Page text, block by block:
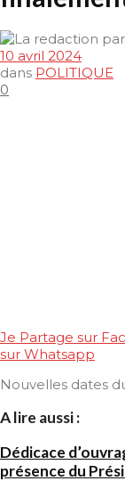
par
10 avril 2024
dans POLITIQUE
0
Je Partage sur
sur Whatsapp
Nouvelles dates
A lire aussi :
Dédicace
présence du